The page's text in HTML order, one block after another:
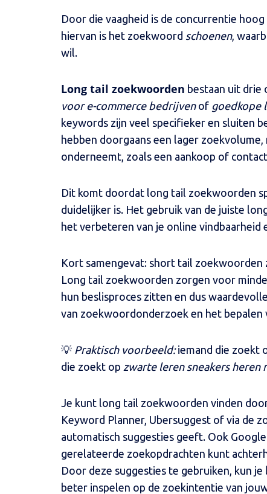
Door die vaagheid is de concurrentie
hiervan is het zoekwoord schoenen,
wil.
Long tail zoekwoorden bestaan uit
voor e-commerce bedrijvenof goedkope
keywords zijn veel specifieker en sluiten
hebben doorgaans een lager
onderneemt, zoals een aankoop of
Dit komt doordat long tail zoekwoorden
duidelijker is. Het gebruik van de juiste
het verbeteren van je online
Kort samengevat: short tail
Long tail zoekwoorden zorgen voor
hun beslisproces zitten en dus
van zoekwoordonderzoek en het bepalen
💡 Praktisch voorbeeld:iemand die zoekt
die zoekt op zwarte leren sneakers heren
Je kunt long tail zoekwoorden vinden
Keyword Planner, Ubersuggest of via de
automatisch suggesties geeft. Ook
gerelateerde zoekopdrachten kunt
Door deze suggesties te gebruiken, kun
beter inspelen op de zoekintentie van